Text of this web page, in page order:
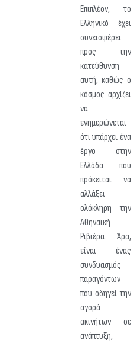
Επιπλέον, το
Ελληνικό έχει
συνεισφέρει
προς την
κατεύθυνση
αυτή, καθώς ο
κόσμος αρχίζει
να
ενημερώνεται
ότι υπάρχει ένα
έργο στην
Ελλάδα που
πρόκειται να
αλλάξει
ολόκληρη την
Αθηναϊκή
Ριβιέρα. Άρα,
είναι ένας
συνδυασμός
παραγόντων
που οδηγεί την
αγορά
ακινήτων σε
ανάπτυξη,